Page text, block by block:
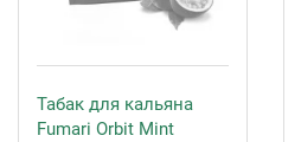
Табак для кальяна
Fumari Orbit Mint